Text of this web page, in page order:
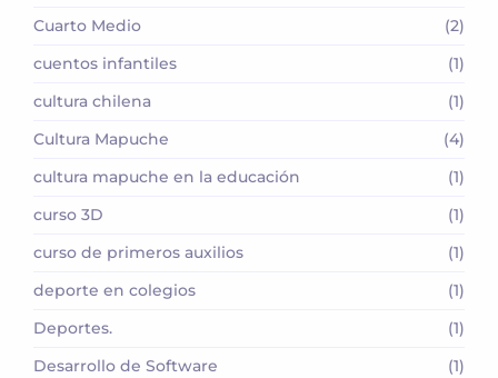
Cuarto Medio
(2)
cuentos infantiles
(1)
cultura chilena
(1)
Cultura Mapuche
(4)
cultura mapuche en la educación
(1)
curso 3D
(1)
curso de primeros auxilios
(1)
deporte en colegios
(1)
Deportes.
(1)
Desarrollo de Software
(1)